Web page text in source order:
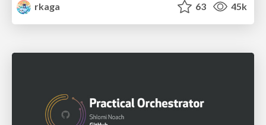
rkaga
63 45k